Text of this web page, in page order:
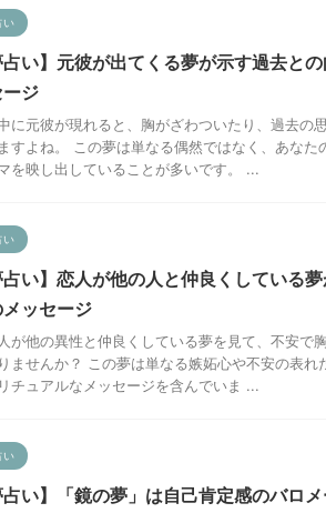
い
占い】元彼が出てくる夢が示す過去と
ージ
に元彼が現れると、胸がざわついたり、過去の
すよね。 この夢は単なる偶然ではなく、あな
を映し出していることが多いです。 ...
い
占い】恋人が他の人と仲良くしている
ッセージ
人が他の異性と仲良くしている夢を見て、不安
ませんか？ この夢は単なる嫉妬心や不安の表
チュアルなメッセージを含んでいま ...
い
占い】「鏡の夢」は自己肯定感のバロ